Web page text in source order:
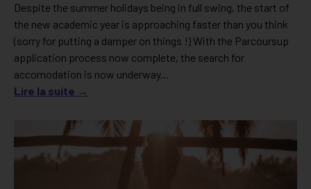
Despite the summer holidays being in full swing, the start of
the new academic year is approaching faster than you think
(sorry for putting a damper on things !) With the Parcoursup
application process now complete, the search for
accomodation is now underway...
Lire la suite →